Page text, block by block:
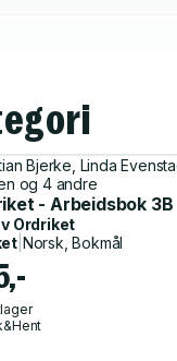
: læreplan i
Bjerke, Linda
og 4 andre
- Arbeidsbok 3B
Ordriket
| Norsk, Bokmål